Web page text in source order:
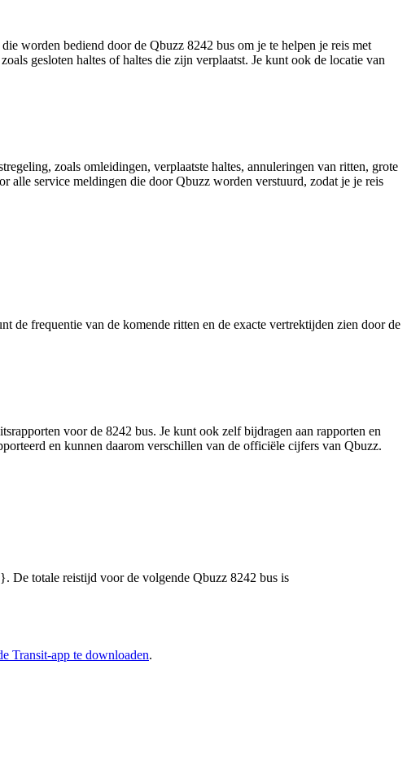
worden bediend door de Qbuzz 8242 bus om je te helpen je reis met
gesloten haltes of haltes die zijn verplaatst. Je kunt ook de locatie van
zoals omleidingen, verplaatste haltes, annuleringen van ritten, grote
alle service meldingen die door Qbuzz worden verstuurd, zodat je je reis
frequentie van de komende ritten en de exacte vertrektijden zien door de
voor de 8242 bus. Je kunt ook zelf bijdragen aan rapporten en
en kunnen daarom verschillen van de officiële cijfers van Qbuzz.
totale reistijd voor de volgende Qbuzz 8242 bus is
Transit-app te downloaden.